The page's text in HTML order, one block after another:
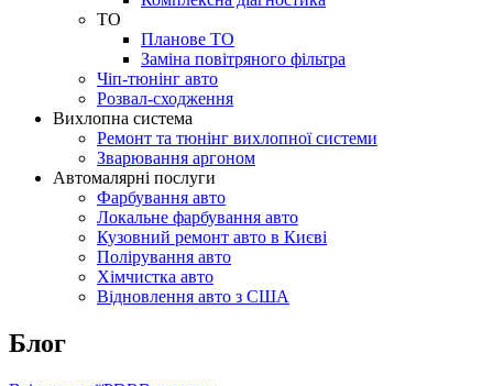
ТО
Планове ТО
Заміна повітряного фільтра
Чіп-тюнінг авто
Розвал-сходження
Вихлопна система
Ремонт та тюнінг вихлопної системи
Зварювання аргоном
Автомалярні послуги
Фарбування авто
Локальне фарбування авто
Кузовний ремонт авто в Києві
Полірування авто
Хімчистка авто
Відновлення авто з США
Блог